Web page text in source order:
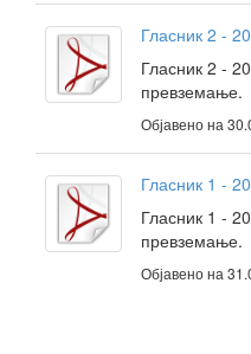
Гласник 2 -
Гласник 2 -
превземање.
Објавено на
Гласник 1 -
Гласник 1 -
превземање.
Објавено на